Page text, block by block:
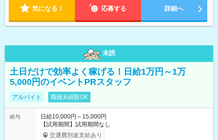
気になる！ 応募する 詳細へ
未読
土日だけで効率よく稼げる！日給1万円～1万
5,000円のイベントPRスタッフ
アルバイト 職種未経験OK
給与
日給10,000円～15,000円
【試用期間】試用期間なし
交通費別途支給あり